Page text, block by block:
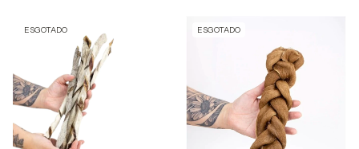
ESGOTADO ESGOTADO